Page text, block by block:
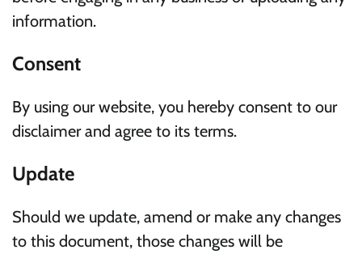
information.
Consent
By using our website, you hereby consent to our
disclaimer and agree to its terms.
Update
Should we update, amend or make any changes
to this document, those changes will be